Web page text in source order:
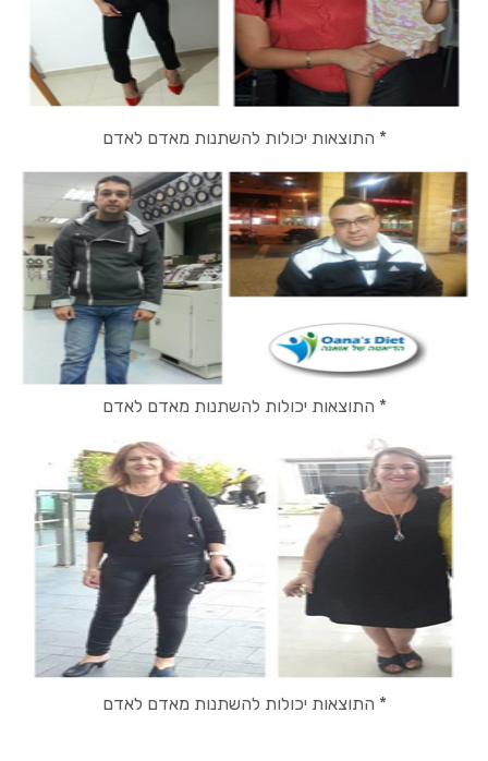
* התוצאות יכולות להשתנות מאדם לאדם
* התוצאות יכולות להשתנות מאדם לאדם
* התוצאות יכולות להשתנות מאדם לאדם